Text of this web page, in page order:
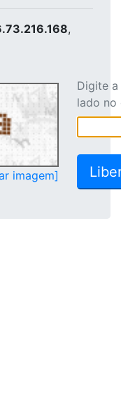
,
imagem]
Digite
lado no